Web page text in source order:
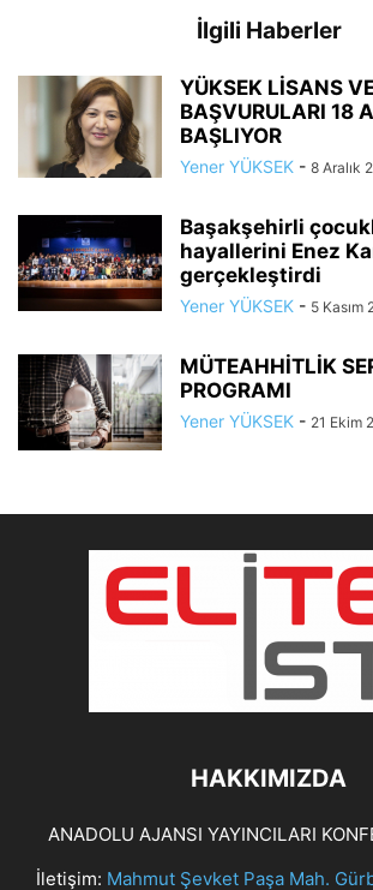
İlgili Haberler
YÜKSEK LİSANS
BAŞVURULARI 18
BAŞLIYOR
Yener YÜKSEK - 8 Aralık
Başakşehirli
hayallerini Enez
gerçekleştirdi
Yener YÜKSEK - 5 Kasım
MÜTEAHHİTLİK
PROGRAMI
Yener YÜKSEK - 21 Ekim
HAKKIMIZDA
ANADOLU AJANSI YAYINCILARI
İletişim: Mahmut Şevket Paşa Mah.